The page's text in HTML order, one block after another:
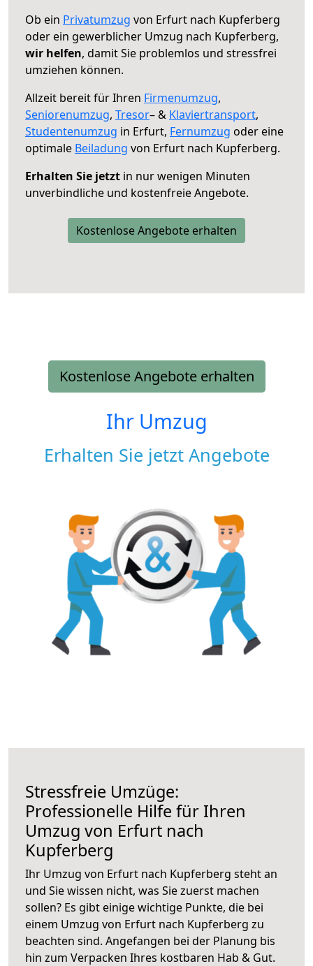
Ob ein Privatumzug von Erfurt nach Kupferberg
oder ein gewerblicher Umzug nach Kupferberg,
wir helfen, damit Sie problemlos und stressfrei
umziehen können.
Allzeit bereit für Ihren Firmenumzug,
Seniorenumzug, Tresor– & Klaviertransport,
Studentenumzug in Erfurt, Fernumzug oder eine
optimale Beiladung von Erfurt nach Kupferberg.
Erhalten Sie jetzt in nur wenigen Minuten
unverbindliche und kostenfreie Angebote.
Kostenlose Angebote erhalten
Kostenlose Angebote erhalten
Ihr Umzug
Erhalten Sie jetzt Angebote
Stressfreie Umzüge:
Professionelle Hilfe für Ihren
Umzug von Erfurt nach
Kupferberg
Ihr Umzug von Erfurt nach Kupferberg steht an
und Sie wissen nicht, was Sie zuerst machen
sollen? Es gibt einige wichtige Punkte, die bei
einem Umzug von Erfurt nach Kupferberg zu
beachten sind. Angefangen bei der Planung bis
hin zum Verpacken Ihres kostbaren Hab & Gut.